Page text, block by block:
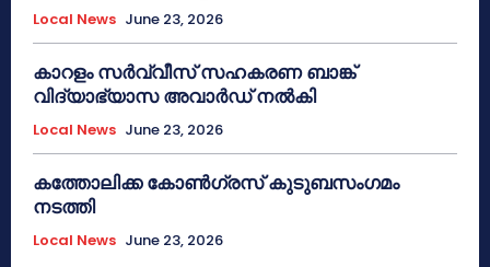
Local News June 23, 2026
കാറളം സർവ്വീസ് സഹകരണ ബാങ്ക്
വിദ്യാഭ്യാസ അവാർഡ് നൽകി
Local News June 23, 2026
കത്തോലിക്ക കോൺഗ്രസ് കുടുബസംഗമം
നടത്തി
Local News June 23, 2026